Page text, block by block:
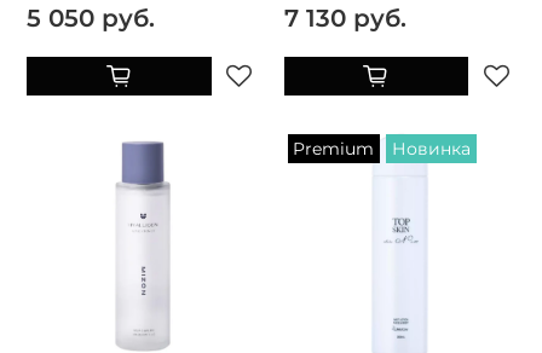
5 050 руб. 7 130 руб.
Premium Новинка